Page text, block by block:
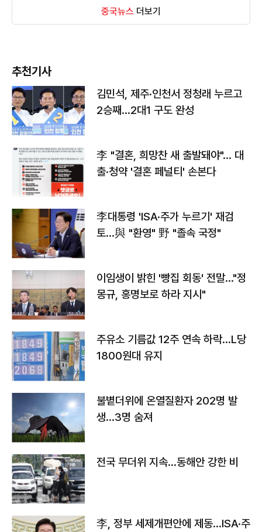
중국뉴스 더보기
추천기사
김민석, 제주·인천서 정청래 누르고
2승째…2대1 구도 완성
李 "결혼, 희망찬 새 출발돼야"… 대
출·청약 '결혼 페널티' 손본다
李대통령 'ISA·주가 누르기' 재검
토…與 "환영" 野 "졸속 국정"
이임생이 밝힌 '빵집 회동' 전말…"정
몽규, 홍명보로 하라 지시"
주유소 기름값 12주 연속 하락…L당
1800원대 유지
불볕더위에 온열질환자 202명 발
생…3명 숨져
전국 무더위 지속…동해안 강한 비
李, 정부 세제개편안에 제동…ISA·주